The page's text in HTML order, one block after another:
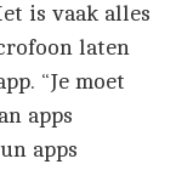
is vaak alles
laten
“Je moet
apps
apps